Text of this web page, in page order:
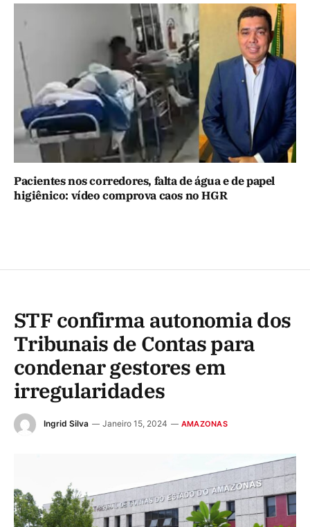
Pacientes nos corredores, falta de água e de papel
higiênico: vídeo comprova caos no HGR
STF confirma autonomia dos
Tribunais de Contas para
condenar gestores em
irregularidades
Ingrid Silva Janeiro 15, 2024 AMAZONAS